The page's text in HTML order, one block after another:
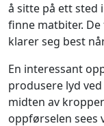
å sitte på ett sted
finne matbiter.
klarer seg best
En interessant
produsere lyd
midten av
oppførselen sees